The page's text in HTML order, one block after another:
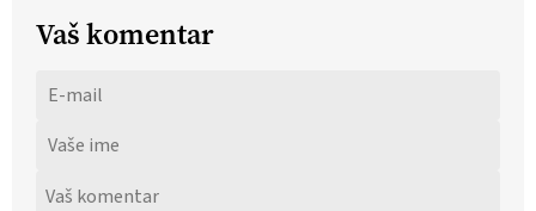
Vaš komentar